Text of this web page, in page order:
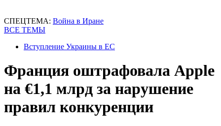
СПЕЦТЕМА: Война в Иране
ВСЕ ТЕМЫ
Вступление Украины в ЕС
Франция оштрафовала Apple
на €1,1 млрд за нарушение
правил конкуренции